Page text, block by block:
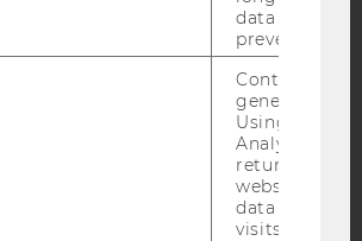
data
prevented.
Contains a
generated
Using this
Analytics can
returning
website and
data from
visits.